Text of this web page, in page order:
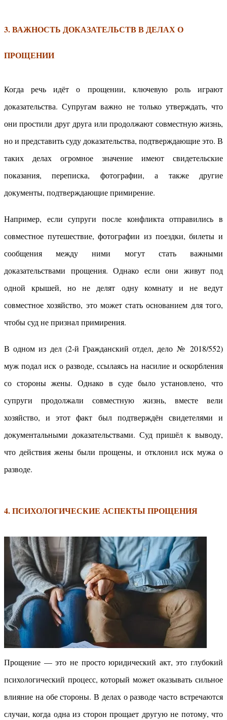
3. ВАЖНОСТЬ ДОКАЗАТЕЛЬСТВ В ДЕЛАХ О
ПРОЩЕНИИ
Когда речь идёт о прощении, ключевую роль играют
доказательства. Супругам важно не только утверждать, что
они простили друг друга или продолжают совместную жизнь,
но и представить суду доказательства, подтверждающие это. В
таких делах огромное значение имеют свидетельские
показания, переписка, фотографии, а также другие
документы, подтверждающие примирение.
Например, если супруги после конфликта отправились в
совместное путешествие, фотографии из поездки, билеты и
сообщения между ними могут стать важными
доказательствами прощения. Однако если они живут под
одной крышей, но не делят одну комнату и не ведут
совместное хозяйство, это может стать основанием для того,
чтобы суд не признал примирения.
В одном из дел (2-й Гражданский отдел, дело № 2018/552)
муж подал иск о разводе, ссылаясь на насилие и оскорбления
со стороны жены. Однако в суде было установлено, что
супруги продолжали совместную жизнь, вместе вели
хозяйство, и этот факт был подтверждён свидетелями и
документальными доказательствами. Суд пришёл к выводу,
что действия жены были прощены, и отклонил иск мужа о
разводе.
4. ПСИХОЛОГИЧЕСКИЕ АСПЕКТЫ ПРОЩЕНИЯ
Прощение — это не просто юридический акт, это глубокий
психологический процесс, который может оказывать сильное
влияние на обе стороны. В делах о разводе часто встречаются
случаи, когда одна из сторон прощает другую не потому, что